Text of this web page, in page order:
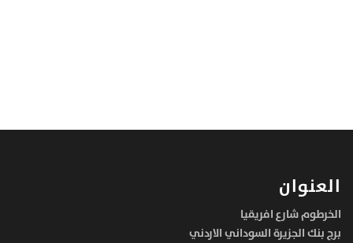
العنوان
الخرطوم شارع افريقيا
برج بنك الجزيرة السوداني الاردني